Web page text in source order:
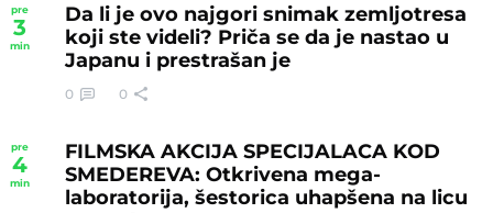
pre
3
min
Da li je ovo najgori snimak zemljotresa
koji ste videli? Priča se da je nastao u
Japanu i prestrašan je
0 0
pre
4
min
FILMSKA AKCIJA SPECIJALACA KOD
SMEDEREVA: Otkrivena mega-
laboratorija, šestorica uhapšena na licu